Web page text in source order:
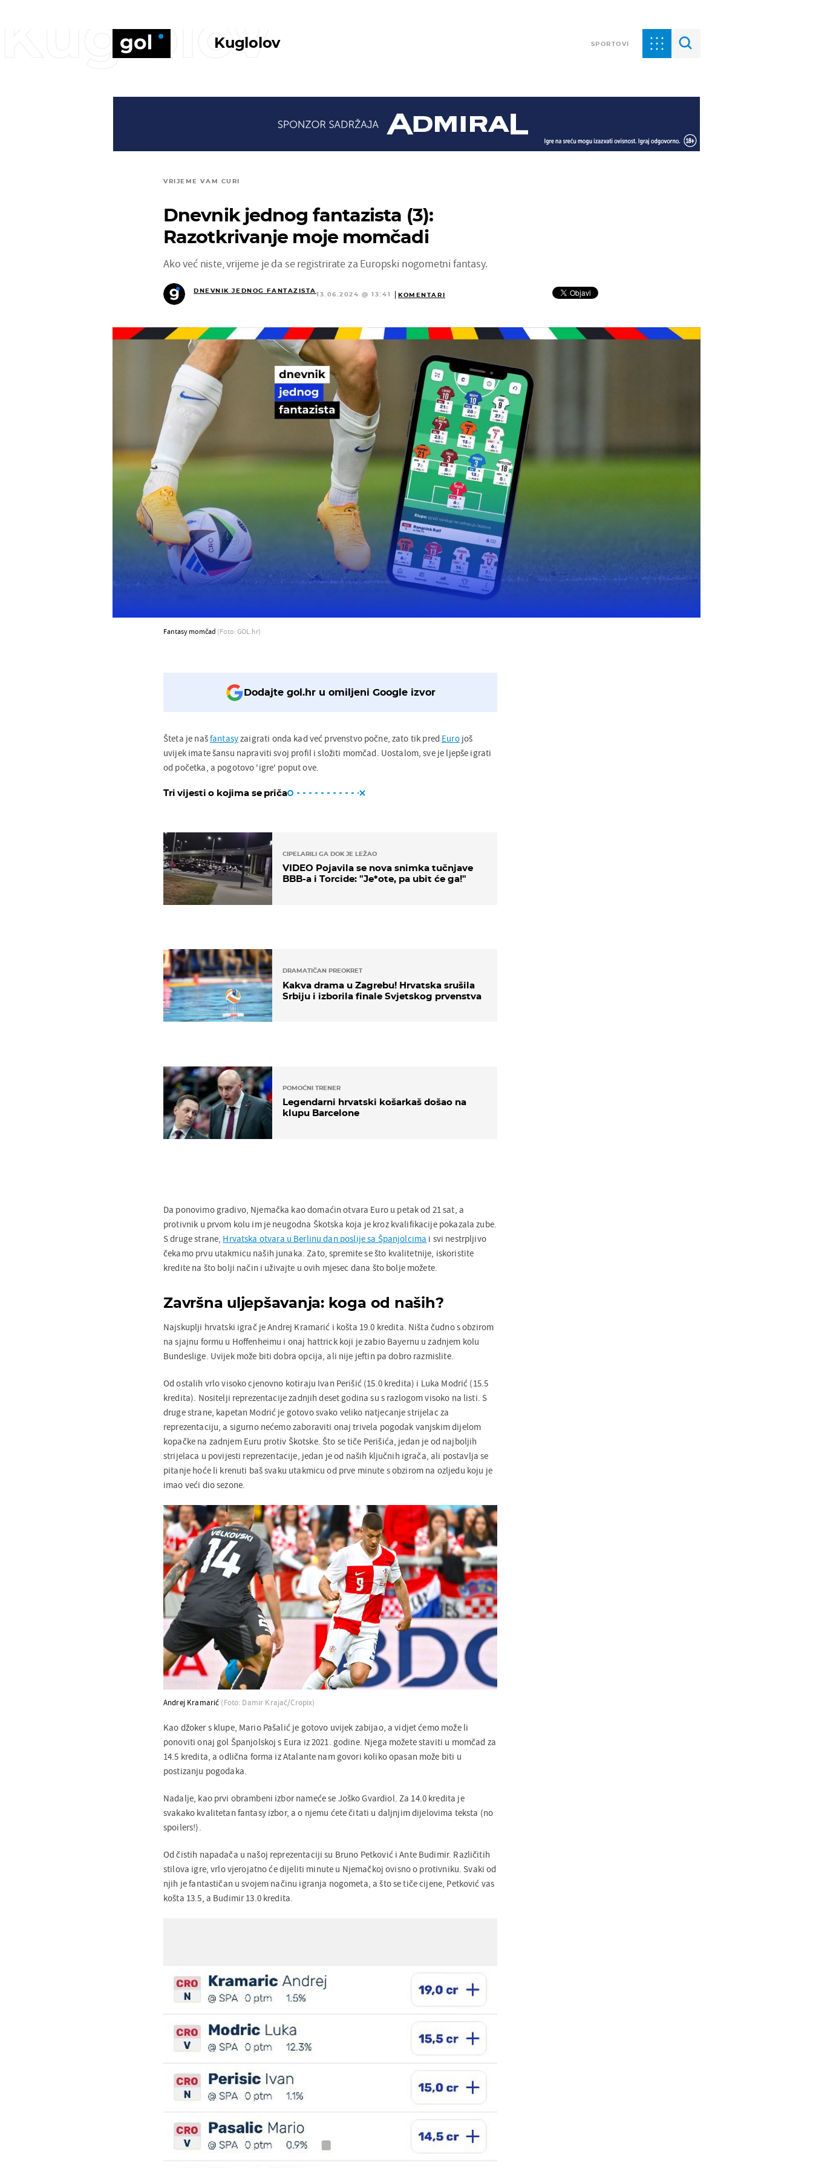
Kuglolov SPORTOVI
Kuglolov
VRIJEME VAM CURI
Dnevnik jednog fantazista (3):
Razotkrivanje moje momčadi
Ako već niste, vrijeme je da se registrirate za Europski nogometni fantasy.
DNEVNIK JEDNOG FANTAZISTA
13.06.2024 @ 13:41 KOMENTARI
Fantasy momčad (Foto: GOL.hr)
Dodajte gol.hr u omiljeni Google izvor
Šteta je našfantasyzaigrati onda kad već prvenstvo počne, zato tik pred Eurojoš
uvijek imate šansu napraviti svoj profil i složiti momčad. Uostalom, sve je ljepše igrati
od početka, a pogotovo 'igre' poput ove.
Tri vijesti o kojima se priča
CIPELARILI GA DOK JE LEŽAO
VIDEO Pojavila se nova snimka tučnjave
BBB-a i Torcide: "Je*ote, pa ubit će ga!"
DRAMATIČAN PREOKRET
Kakva drama u Zagrebu! Hrvatska srušila
Srbiju i izborila finale Svjetskog prvenstva
POMOĆNI TRENER
Legendarni hrvatski košarkaš došao na
klupu Barcelone
Da ponovimo gradivo, Njemačka kao domaćin otvara Euro u petak od 21 sat, a
protivnik u prvom kolu im je neugodna Škotska koja je kroz kvalifikacije pokazala zube.
S druge strane, Hrvatska otvara u Berlinu dan poslije sa Španjolcima i svi nestrpljivo
čekamo prvu utakmicu naših junaka. Zato, spremite se što kvalitetnije, iskoristite
kredite na što bolji način i uživajte u ovih mjesec dana što bolje možete.
Završna uljepšavanja: koga od naših?
Najskuplji hrvatski igrač je Andrej Kramarić i košta 19.0 kredita. Ništa čudno s obzirom
na sjajnu formu u Hoffenheimu i onaj hattrick koji je zabio Bayernu u zadnjem kolu
Bundeslige. Uvijek može biti dobra opcija, ali nije jeftin pa dobro razmislite.
Od ostalih vrlo visoko cjenovno kotiraju Ivan Perišić (15.0 kredita) i Luka Modrić (15.5
kredita). Nositelji reprezentacije zadnjih deset godina su s razlogom visoko na listi. S
druge strane, kapetan Modrić je gotovo svako veliko natjecanje strijelac za
reprezentaciju, a sigurno nećemo zaboraviti onaj trivela pogodak vanjskim dijelom
kopačke na zadnjem Euru protiv Škotske. Što se tiče Perišića, jedan je od najboljih
strijelaca u povijesti reprezentacije, jedan je od naših ključnih igrača, ali postavlja se
pitanje hoće li krenuti baš svaku utakmicu od prve minute s obzirom na ozljedu koju je
imao veći dio sezone.
Andrej Kramarić (Foto: Damir Krajač/Cropix)
Kao džoker s klupe, Mario Pašalić je gotovo uvijek zabijao, a vidjet ćemo može li
ponoviti onaj gol Španjolskoj s Eura iz 2021. godine. Njega možete staviti u momčad za
14.5 kredita, a odlična forma iz Atalante nam govori koliko opasan može biti u
postizanju pogodaka.
Nadalje, kao prvi obrambeni izbor nameće se Joško Gvardiol. Za 14.0 kredita je
svakako kvalitetan fantasy izbor, a o njemu ćete čitati u daljnjim dijelovima teksta (no
spoilers!).
Od čistih napadača u našoj reprezentaciji su Bruno Petković i Ante Budimir. Različitih
stilova igre, vrlo vjerojatno će dijeliti minute u Njemačkoj ovisno o protivniku. Svaki od
njih je fantastičan u svojem načinu igranja nogometa, a što se tiče cijene, Petković vas
košta 13.5, a Budimir 13.0 kredita.